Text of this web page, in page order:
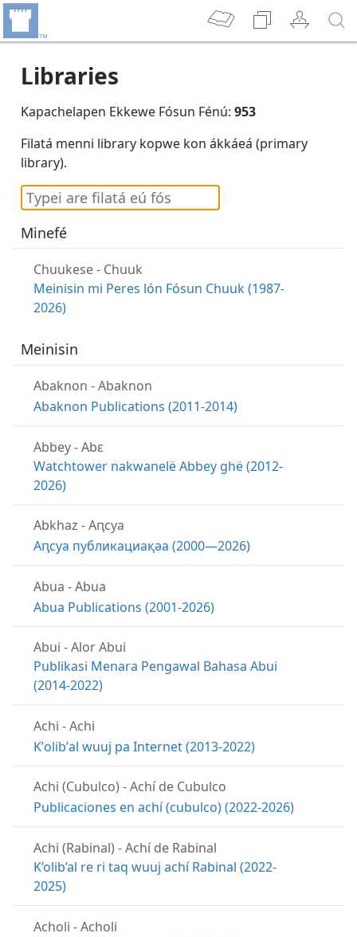
Libraries
Kapachelapen Ekkewe Fósun Fénú: 953
Filatá menni library kopwe kon ákkáeá (primary
library).
Minefé
Chuukese- Chuuk
Meinisin mi Peres lón Fósun Chuuk (1987-
2026)
Meinisin
Abaknon -Abaknon
Abaknon Publications (2011-2014)
Abbey-Abɛ
Watchtower nakwanelë Abbey ghë (2012-
2026)
Abkhaz -Аԥсуа
Аԥсуа публикациақәа (2000—2026)
Abua -Abua
Abua Publications (2001-2026)
Abui -Alor Abui
Publikasi Menara Pengawal Bahasa Abui
(2014-2022)
Achi -Achi
Kʼolibʼal wuuj pa Internet (2013-2022)
Achi (Cubulco) -Achí de Cubulco
Publicaciones en achí (cubulco) (2022-2026)
Achi (Rabinal) -Achí de Rabinal
K’olib’al re ri taq wuuj achí Rabinal (2022-
2025)
Acholi -Acholi